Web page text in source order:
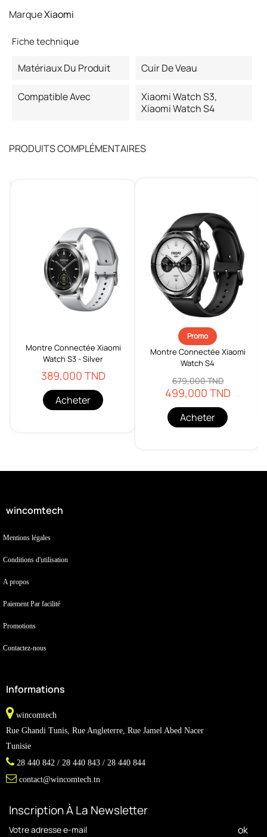
MarqueXiaomi
Fiche technique
Matériaux Du Produit Cuir De Veau
Compatible Avec
Xiaomi Watch S3,
Xiaomi Watch S4
PRODUITS COMPLÉMENTAIRES
Montre Connectée Xiaomi
Watch S3 - Silver
389,000 TND
Acheter
Promo
Montre Connectée Xiaomi
Watch S4
679,000 TND
499,000 TND
Acheter
wincomtech
Mentions légales
Conditions d'utilisation
A propos
Paiement Par facilité
Promotions
Contactez-nous
Informations
wincomtech
Rue Ghandi Tunis, Rue Angleterre, Rue Jamel Abed Nacer
Tunisie
28 440 842 / 28 440 843 / 28 440 844
contact@wincomtech.tn
Inscription À La Newsletter